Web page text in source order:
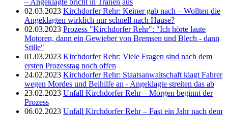
02.03.2023 Kirchdorfer Rehr: Keiner gab nach – Wollten die
Angeklagten wirklich nur schnell nach Hause?
02.03.2023 Prozess "Kirchdorfer Rehr": "Ich hörte laute
Motoren, dann ein Gewieher von Bremsen und Blech - dann
Stille"
01.03.2023 Kirchdorfer Rehr: Viele Fragen sind nach dem
ersten Prozesstag noch offen
24.02.2023 Kirchdorfer Rehr: Staatsanwaltschaft klagt Fahrer
wegen Mordes und Beihilfe an - Angeklagte streiten das ab
23.02.2023 Unfall Kirchdorfer Rehr – Morgen beginnt der
Prozess
06.02.2023 Unfall Kirchdorfer Rehr – Fast ein Jahr nach dem